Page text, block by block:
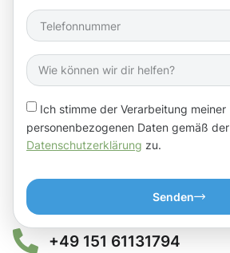
Ich stimme der Verarbeitung meiner
personenbezogenen Daten gemäß der
Datenschutzerklärung zu.
Senden
+49 151 61131794